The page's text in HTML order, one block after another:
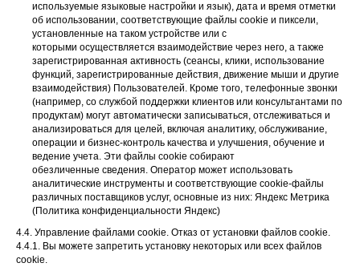
используемые языковые настройки и язык), дата и время отметки
об использовании, соответствующие файлы cookie и пиксели,
установленные на таком устройстве или с
которыми осуществляется взаимодействие через него, а также
зарегистрированная активность (сеансы, клики, использование
функций, зарегистрированные действия, движение мыши и другие
взаимодействия) Пользователей. Кроме того, телефонные звонки
(например, со службой поддержки клиентов или консультантами по
продуктам) могут автоматически записываться, отслеживаться и
анализироваться для целей, включая аналитику, обслуживание,
операции и бизнес-контроль качества и улучшения, обучение и
ведение учета. Эти файлы cookie собирают
обезличенные сведения. Оператор может использовать
аналитические инструменты и соответствующие cookie-файлы
различных поставщиков услуг, основные из них: Яндекс Метрика
(Политика конфиденциальности Яндекс)
4.4. Управление файлами cookie. Отказ от установки файлов cookie.
4.4.1. Вы можете запретить установку некоторых или всех файлов
cookie.